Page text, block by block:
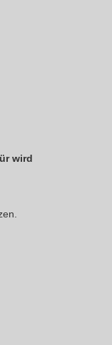
wird